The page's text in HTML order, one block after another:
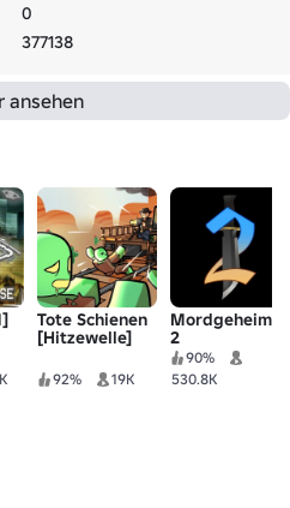
0
377138
ansehen
Tote Schienen
[Hitzewelle]
92% 19K
2
90%
530.8K